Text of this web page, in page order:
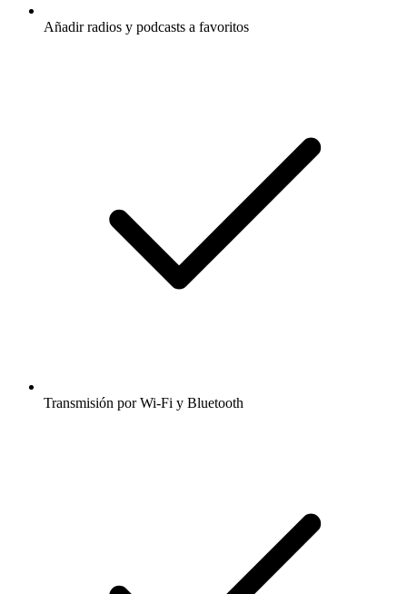
Añadir radios y podcasts a favoritos
Transmisión por Wi-Fi y Bluetooth